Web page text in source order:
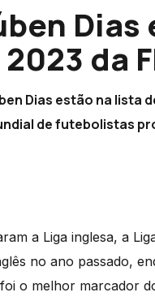
Dias
da
Dias estão na lista
de futebolistas
a Liga inglesa, a
no ano passado,
o melhor marcador